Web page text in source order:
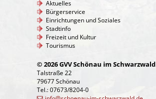
Aktuelles
Bürgerservice
Einrichtungen und Soziales
Stadtinfo
Freizeit und Kultur
Tourismus
© 2026 GVV Schönau im Schwarzwald
Talstraße 22
79677 Schönau
Tel.: 07673/8204-0